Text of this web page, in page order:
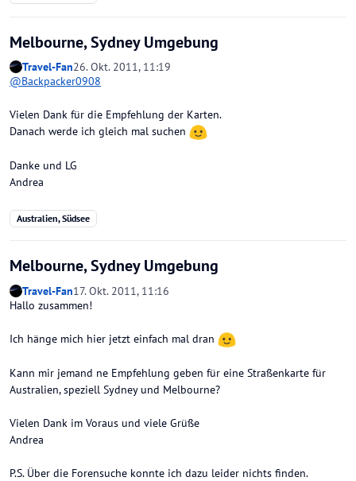
Melbourne, Sydney Umgebung
Travel-Fan26. Okt. 2011, 11:19
@Backpacker0908
Vielen Dank für die Empfehlung der Karten.
Danach werde ich gleich mal suchen
Danke und LG
Andrea
Australien, Südsee
Melbourne, Sydney Umgebung
Travel-Fan17. Okt. 2011, 11:16
Hallo zusammen!
Ich hänge mich hier jetzt einfach mal dran
Kann mir jemand ne Empfehlung geben für eine Straßenkarte für
Australien, speziell Sydney und Melbourne?
Vielen Dank im Voraus und viele Grüße
Andrea
P.S. Über die Forensuche konnte ich dazu leider nichts finden.